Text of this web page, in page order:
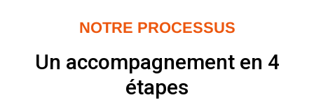
NOTRE PROCESSUS
Un accompagnement en 4
étapes